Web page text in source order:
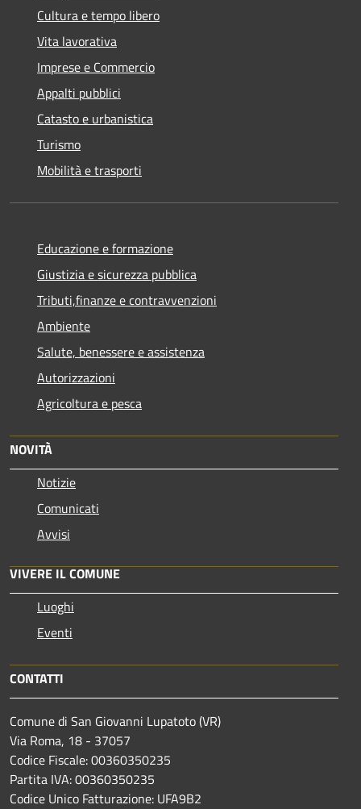
Cultura e tempo libero
Vita lavorativa
Imprese e Commercio
Appalti pubblici
Catasto e urbanistica
Turismo
Mobilità e trasporti
Educazione e formazione
Giustizia e sicurezza pubblica
Tributi,finanze e contravvenzioni
Ambiente
Salute, benessere e assistenza
Autorizzazioni
Agricoltura e pesca
NOVITÀ
Notizie
Comunicati
Avvisi
VIVERE IL COMUNE
Luoghi
Eventi
CONTATTI
Comune di San Giovanni Lupatoto (VR)
Via Roma, 18 - 37057
Codice Fiscale: 00360350235
Partita IVA: 00360350235
Codice Unico Fatturazione: UFA9B2